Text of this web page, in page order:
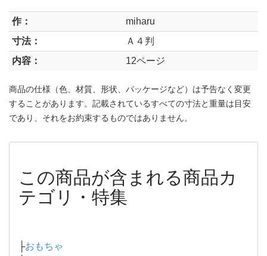
作：
miharu
寸法：
Ａ４判
内容：
12ページ
商品の仕様（色、材質、形状、パッケージなど）は予告なく変更
することがあります。記載されているすべての寸法と重量は目安
であり、それをお約束するものではありません。
この商品が含まれる商品カ
テゴリ・特集
├おもちゃ